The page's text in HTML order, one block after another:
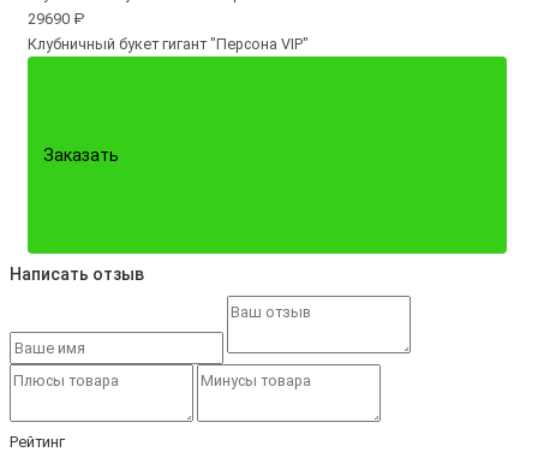
29690 ₽
Клубничный букет гигант "Персона VIP"
Заказать
Написать отзыв
Рейтинг